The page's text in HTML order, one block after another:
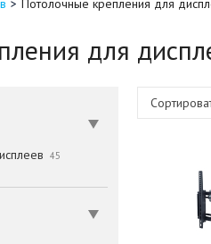
Потолочные крепления для
для
45